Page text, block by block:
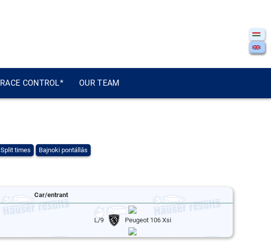
RACE CONTROL* OUR TEAM
Split times Bajnoki pontállás
Car/entrant
L/9 Peugeot 106 Xsi